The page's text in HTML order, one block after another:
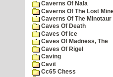
Caverns Of Nala
Caverns Of The Lost
Caverns Of The Minotaur
Caves Of Death
Caves Of Ice
Caves Of Madness, The
Caves Of Rigel
Caving
Cavit
Cc65 Chess